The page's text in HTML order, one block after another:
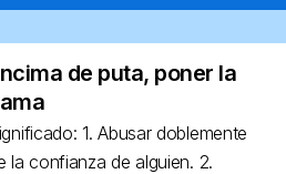
de puta, poner la
1. Abusar doblemente
la confianza de alguien. 2.